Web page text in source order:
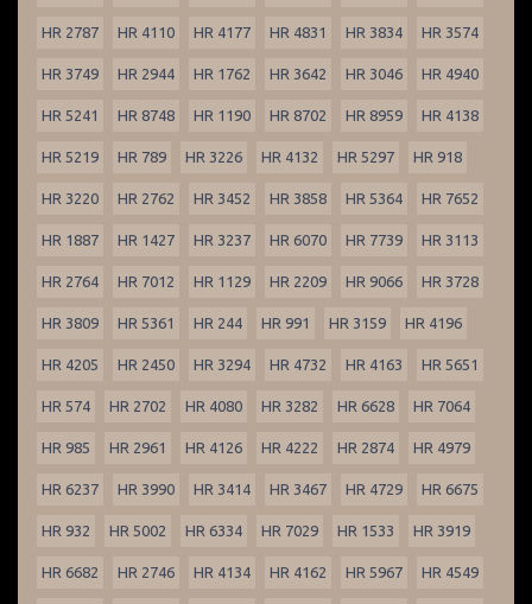
HR 2787 HR 4110 HR 4177 HR 4831 HR 3834 HR 3574
HR 3749 HR 2944 HR 1762 HR 3642 HR 3046 HR 4940
HR 5241 HR 8748 HR 1190 HR 8702 HR 8959 HR 4138
HR 5219 HR 789 HR 3226 HR 4132 HR 5297 HR 918
HR 3220 HR 2762 HR 3452 HR 3858 HR 5364 HR 7652
HR 1887 HR 1427 HR 3237 HR 6070 HR 7739 HR 3113
HR 2764 HR 7012 HR 1129 HR 2209 HR 9066 HR 3728
HR 3809 HR 5361 HR 244 HR 991 HR 3159 HR 4196
HR 4205 HR 2450 HR 3294 HR 4732 HR 4163 HR 5651
HR 574 HR 2702 HR 4080 HR 3282 HR 6628 HR 7064
HR 985 HR 2961 HR 4126 HR 4222 HR 2874 HR 4979
HR 6237 HR 3990 HR 3414 HR 3467 HR 4729 HR 6675
HR 932 HR 5002 HR 6334 HR 7029 HR 1533 HR 3919
HR 6682 HR 2746 HR 4134 HR 4162 HR 5967 HR 4549